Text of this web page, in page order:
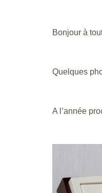
Bonjour à
Quelques
A l’année